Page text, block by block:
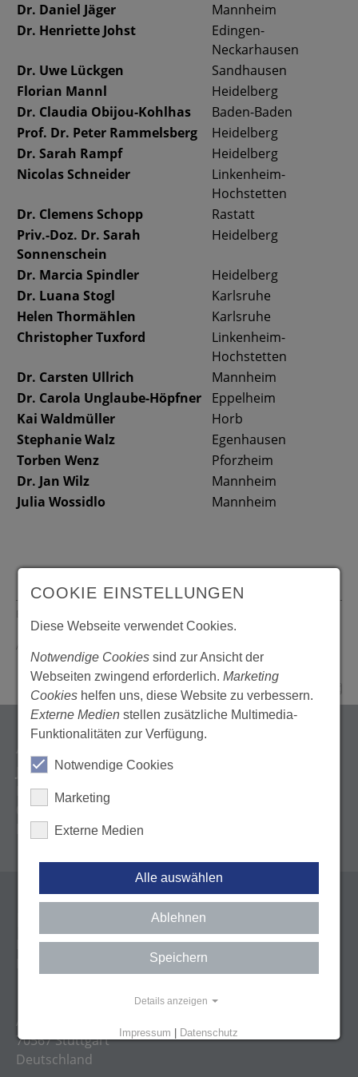
Dr. Daniel Jäger
Mannheim
Dr. Henriette Johst
Edingen-
Neckarhausen
Dr. Uwe Lückgen
Sandhausen
Florian Mannl
Heidelberg
Dr. Claudia Obijou-Kohlhas
Baden-Baden
Prof. Dr. Peter Rammelsberg
Heidelberg
Dr. Sarah Rampf
Heidelberg
Nicolas Schneider
Linkenheim-
Hochstetten
Dr. Clemens Schopp
Rastatt
Priv.-Doz. Dr. Sarah
Sonnenschein
Heidelberg
Dr. Marcia Spindler
Heidelberg
Dr. Luana Stogl
Karlsruhe
Helen Thormählen
Karlsruhe
Christopher Tuxford
Linkenheim-
Hochstetten
Dr. Carsten Ullrich
Mannheim
Dr. Carola Unglaube-Höpfner
Eppelheim
Kai Waldmüller
Horb
Stephanie Walz
Egenhausen
Torben Wenz
Pforzheim
Dr. Jan Wilz
Mannheim
Julia Wossidlo
Mannheim
Erstellt von: Jutta Heckmann, 24.11.2015
Aktualisiert von: Jutta Heckmann, 12.06.2024
ANSPRECHPARTNER
Jutta Heckmann
Bezirkszahnärztekammer Karlsruhe
0621 38 000 - 168
heckmann(@)bzk-karlsruhe.de
Landeszahnärztekammer Baden-Württemberg
Körperschaft des öffentlichen Rechts
Albstadtweg 9
70567 Stuttgart
Deutschland
COOKIE EINSTELLUNGEN
Diese Webseite verwendet Cookies.
Notwendige Cookiessind zur Ansicht der
Webseiten zwingend erforderlich.Marketing
Cookies helfen uns, diese Website zu verbessern.
Externe Medienstellen zusätzliche Multimedia-
Funktionalitäten zur Verfügung.
Notwendige Cookies
Marketing
Externe Medien
Alle auswählen
Ablehnen
Speichern
Details anzeigen
Impressum | Datenschutz